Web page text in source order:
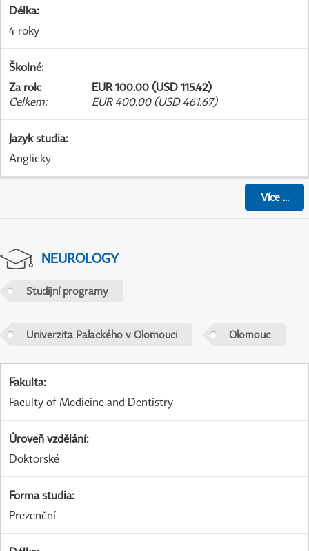
Délka:
4 roky
Školné:
Za rok:
EUR 100.00 (USD 115.42)
Celkem: EUR 400.00 (USD 461.67)
Jazyk studia:
Anglicky
Více...
NEUROLOGY
Studijní programy
Univerzita Palackého v Olomouci Olomouc
Fakulta:
Faculty of Medicine and Dentistry
Úroveň vzdělání:
Doktorské
Forma studia:
Prezenční